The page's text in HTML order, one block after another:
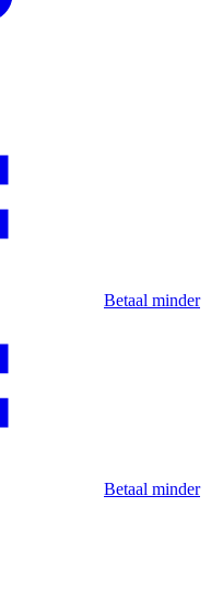
Betaal minder
Betaal minder